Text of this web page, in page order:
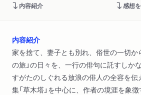
内容紹介 感想
内容紹介
家を捨て、妻子とも別れ、俗世の一切か
の旅」の日々を、一行の俳句に託すしか
すがたのしぐれる放浪の俳人の全容を伝
集「草木塔」を中心に、作者の境涯を象